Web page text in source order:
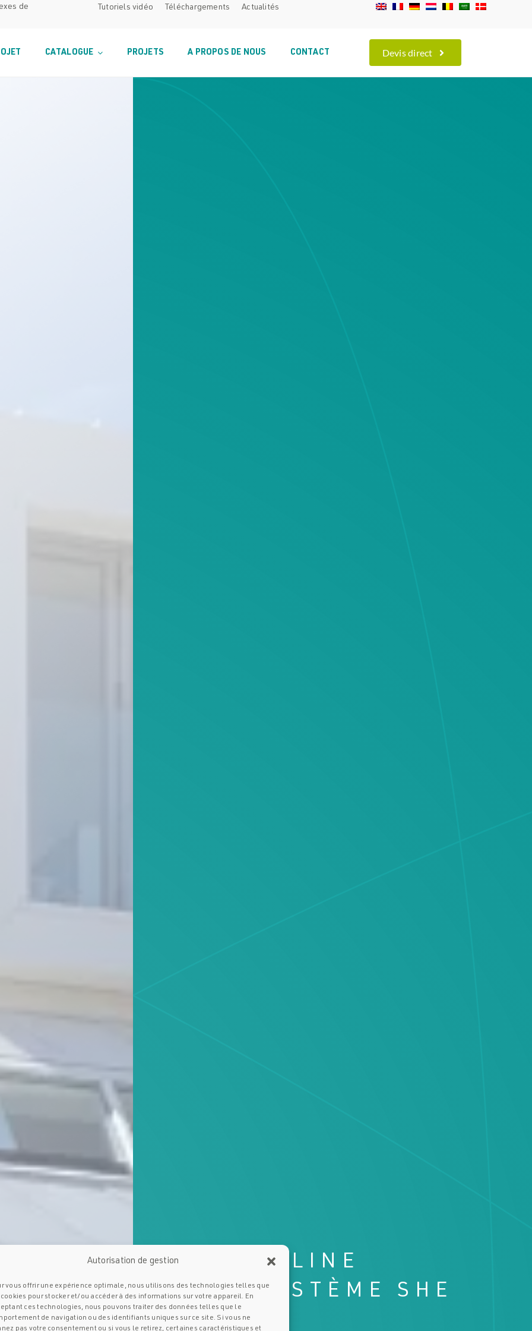
Autorisation de gestion
vous offrir une expérience optimale, nous utilisons des technologies telles que
pour stocker et/ou accéder à des informations sur votre appareil. En
ces technologies, nous pouvons traiter des données telles que le
de navigation ou des identifiants uniques sur ce site. Si vous ne
pas votre consentement ou si vous le retirez, certaines caractéristiques et
de Tutoriels vidéo Téléchargements Actualités
CATALOGUE PROJETS A PROPOS DE NOUS CONTACT Devis direct
U-LINE
SYSTÈME SHE